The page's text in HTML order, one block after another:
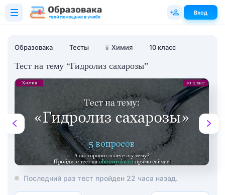
Образовака Тесты 🧪 Химия 10 класс
Тест на тему “Гидролиз сахарозы”
Последний раз тест пройден 22 часа назад.
Вход